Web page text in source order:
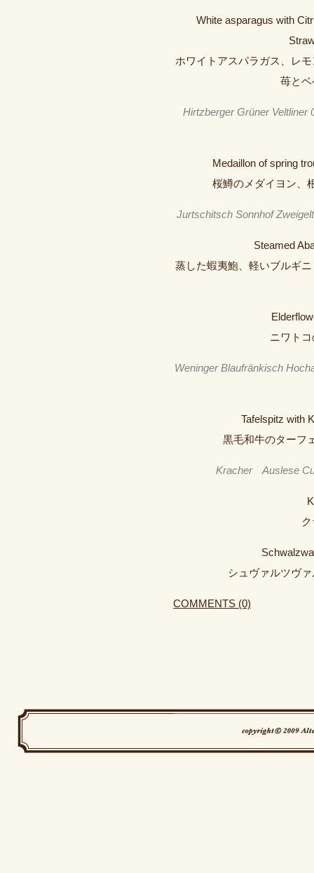
White asparagus with
ホワイトアスパラガス、レ
苺と
Hirtzberger Grüner Veltliner
Medaillon of spring
桜鱒のメダイヨン、
Jurtschitsch Sonnhof Zweigelt
Steamed
蒸した蝦夷鮑、軽いブルギ
ニワト
Weninger Blaufränkisch
Tafelspitz with
黒毛和牛のターフ
Kracher Auslese
シュヴァルツヴ
COMMENTS (0)